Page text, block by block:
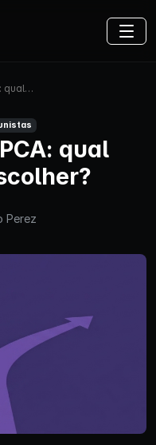
qual…
qual
Perez